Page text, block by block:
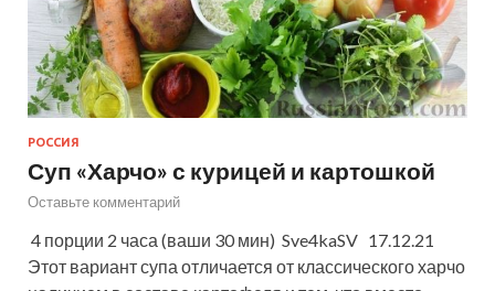
РОССИЯ
Суп «Харчо» с курицей и картошкой
Оставьте комментарий
4 порции 2 часа (ваши 30 мин) Sve4kaSV 17.12.21
Этот вариант супа отличается от классического харчо